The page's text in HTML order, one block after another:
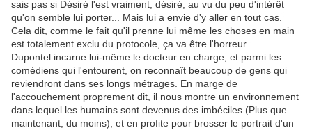
sais pas si Désiré l'est vraiment, désiré, au vu du peu d'intérêt
qu'on semble lui porter... Mais lui a envie d'y aller en tout cas.
Cela dit, comme le fait qu'il prenne lui même les choses en main
est totalement exclu du protocole, ça va être l'horreur...
Dupontel incarne lui-même le docteur en charge, et parmi les
comédiens qui l'entourent, on reconnaît beaucoup de gens qui
reviendront dans ses longs métrages. En marge de
l'accouchement proprement dit, il nous montre un environnement
dans lequel les humains sont devenus des imbéciles (Plus que
maintenant, du moins), et en profite pour brosser le portrait d'un